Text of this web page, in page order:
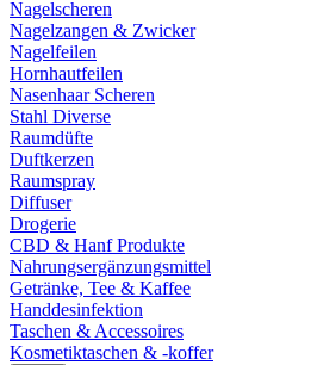
Nagelscheren
Nagelzangen & Zwicker
Nagelfeilen
Hornhautfeilen
Nasenhaar Scheren
Stahl Diverse
Raumdüfte
Duftkerzen
Raumspray
Diffuser
Drogerie
CBD & Hanf Produkte
Nahrungsergänzungsmittel
Getränke, Tee & Kaffee
Handdesinfektion
Taschen & Accessoires
Kosmetiktaschen & -koffer